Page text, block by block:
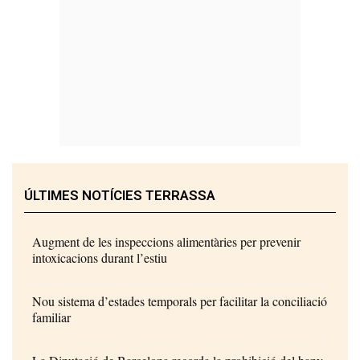
ÚLTIMES NOTÍCIES TERRASSA
Augment de les inspeccions alimentàries per prevenir
intoxicacions durant l’estiu
Nou sistema d’estades temporals per facilitar la conciliació
familiar